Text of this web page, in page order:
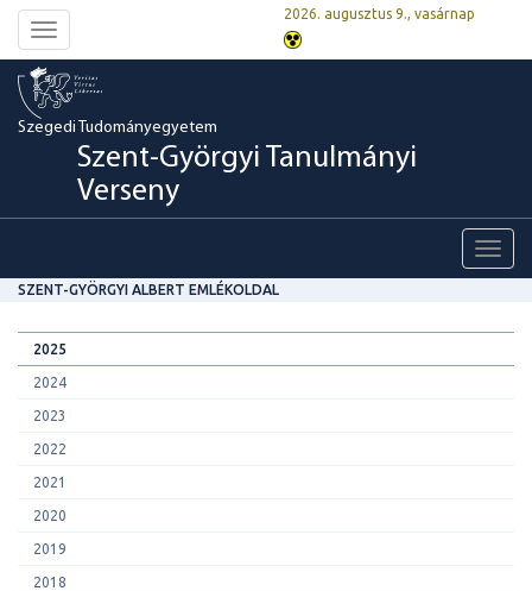
Toggle
navigation
2026. augusztus 9., vasárnap
Szegedi Tudományegyetem
Szent-Györgyi Tanulmányi
Verseny
SZENT-GYÖRGYI ALBERT EMLÉKOLDAL
2025
2024
2023
2022
2021
2020
2019
2018